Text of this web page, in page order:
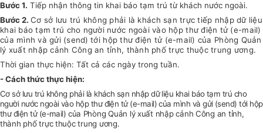
Bước 1. Tiếp nhận thông tin khai báo tạm trú từ khách nước ngoài.
Bước 2. Cơ sở lưu trú không phải là khách sạn trực tiếp nhập dữ liệu
khai báo tạm trú cho người nước ngoài vào hộp thư điện tử (e-mail)
của mình và gửi (send)tới hộp thư điện tử (e-mail) của Phòng Quản
lý xuất nhập cảnh Công an tỉnh, thành phố trực thuộc trung ương.
Thời gian thực hiện: Tất cả các ngày trong tuần.
- Cách thức thực hiện:
Cơ sở lưu trú không phải là khách sạn nhập dữ liệu khai báo tạm trú cho
người nước ngoài vào hộp thư điện tử (e-mail) của mình và gửi (send) tới hộp
thư điện tử (e-mail) của Phòng Quản lý xuất nhập cảnh Công an tỉnh,
thành phố trực thuộc trung ương.